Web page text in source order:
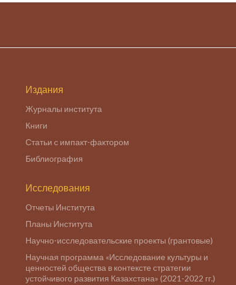
Издания
Журналы института
Книги
Статьи с импакт-фактором
Библиография
Исследования
Отчеты Института
Планы Института
Научно-исследовательские проекты (грантовые)
Научная программа «Исследование культуры и
ценностей общества в контексте стратегии
устойчивого развития Казахстана» (2021-2022 гг.)